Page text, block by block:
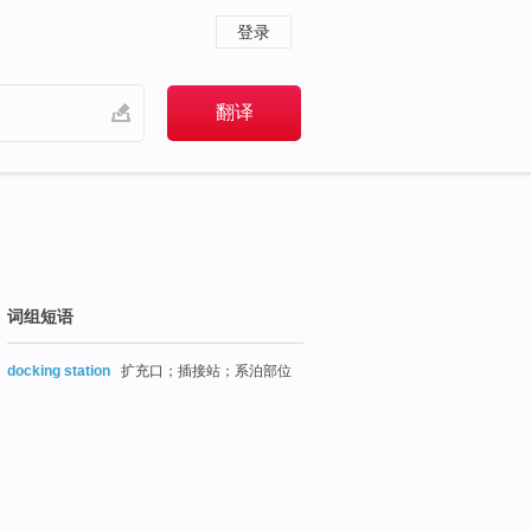
登录
词组短语
docking station 扩充口；插接站；系泊部位